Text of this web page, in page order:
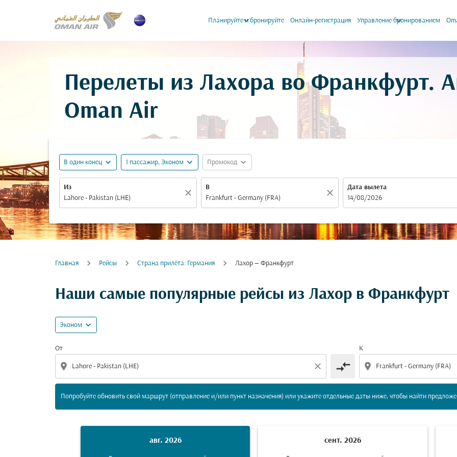
Планируйте и бронируйте
keyboard_arrow_down Онлайн-регистрация Управление бронированием
keyboard_arrow_down
Перелеты из Лахора во Франкфурт.
Oman Air
В один конец expand_more 1 пассажир, Эконом expand_more Промокод expand_more
Из
close
В
close
Дата вылета
fc-booking-departure-date-aria-label
14/08/2026
Главная Рейсы Cтрана прилёта: Германия Лахор — Франкфурт
Наши самые популярные рейсы из Лахор в Франкфурт
Эконом expand_more
От
location_on close compare_arrows
К
location_on
Попробуйте обновить свой маршрут (отправление и/или пункт назначения) или укажите отдельные даты ниже, чтобы найти
Попробуйте обновить свой маршрут (отправление и/или пункт назначения) или укажите
авг. 2026 сент. 2026